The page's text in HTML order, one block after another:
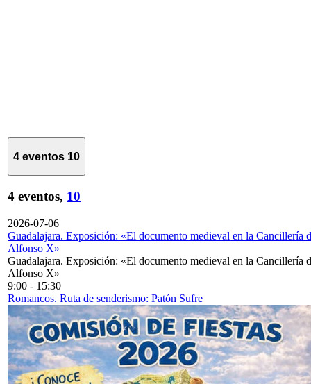
4 eventos 10
4 eventos, 10
2026-07-06
Guadalajara. Exposición: «El documento medieval en la Cancillería
Alfonso X»
Guadalajara. Exposición: «El documento medieval en la Cancillería
Alfonso X»
9:00 - 15:30
Romancos. Ruta de senderismo: Patón Sufre